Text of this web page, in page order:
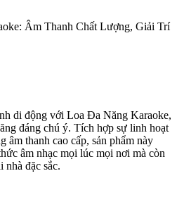
Âm Thanh Chất Lượng, Giải Trí
di động với Loa Đa Năng Karaoke,
đáng chú ý. Tích hợp sự linh hoạt
âm thanh cao cấp, sản phẩm này
âm nhạc mọi lúc mọi nơi mà còn
nhà đặc sắc.